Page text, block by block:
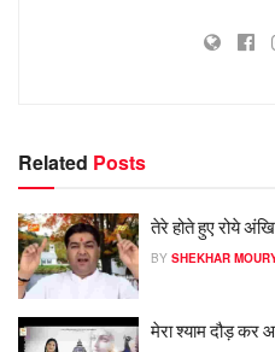
Related Posts
तेरे होते हुए रोये
BY SHEKHAR
मेरा श्याम दौड़ कर